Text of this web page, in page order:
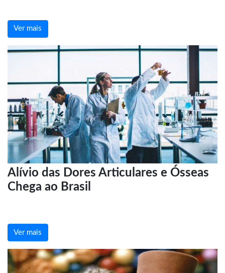
Ver mais
Alívio das Dores Articulares e Ósseas
Chega ao Brasil
Ver mais